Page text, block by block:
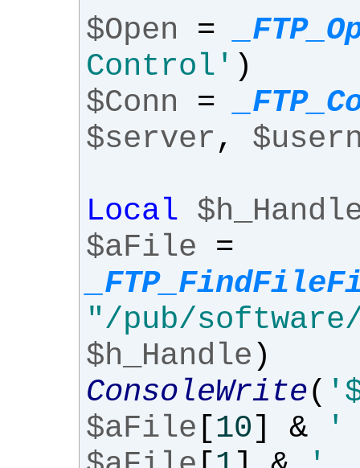
$Open
=
Control' )
$Conn
=
$server ,
Local
$aFile =
"/pub/
$h_Handle )
ConsoleWrite(
$aFile [10] &
'